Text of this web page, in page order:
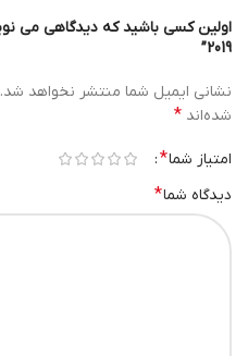
2019”
نشانی ایمیل شما منتشر نخواهد شد.
شده‌اند *
امتیاز شما*
دیدگاه شما*